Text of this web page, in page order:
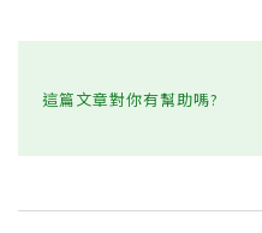
這篇文章對你有幫助嗎?